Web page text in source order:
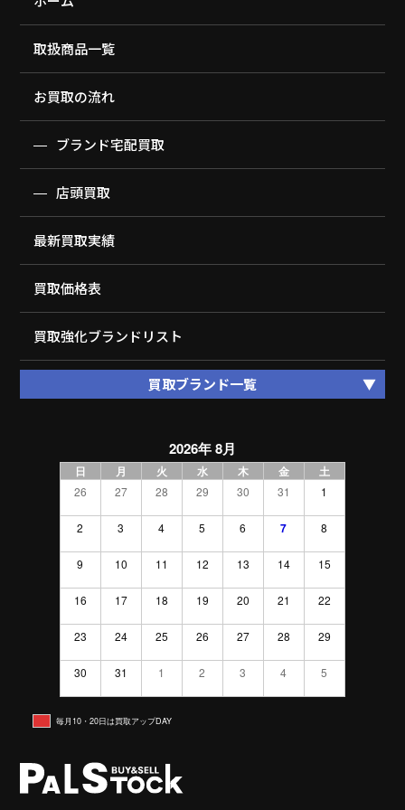
取扱商品一覧
お買取の流れ
ブランド宅配買取
店頭買取
最新買取実績
買取価格表
買取強化ブランドリスト
買取ブランド一覧
2026年 8月
日 月 火 水 木 金 土
26 27 28 29 30 31 1
2 3 4 5 6 7 8
9 10 11 12 13 14 15
16 17 18 19 20 21 22
23 24 25 26 27 28 29
30 31 1 2 3 4 5
毎月10・20日は買取アップDAY